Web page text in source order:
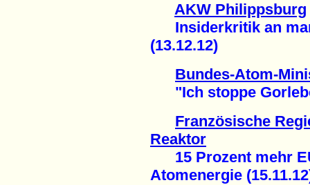
AKW Philippsburg
Insiderkritik an
(13.12.12)
Bundes-Atom-
"Ich stoppe
Französische
Reaktor
15 Prozent mehr
Atomenergie